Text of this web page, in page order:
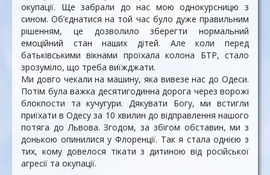
окупації. Ще забрали до нас мою однокурсницю з
сином. Об’єднатися на той час було дуже правильним
рішенням, це дозволило зберегти нормальний
емоційний стан наших дітей. Але коли перед
батьківськими вікнами проїхала колона БТР, стало
зрозуміло, що треба виїжджати.
Ми довго чекали на машину, яка вивезе нас до Одеси.
Потім була важка десятигодинна дорога через ворожі
блокпости та кучугури. Дякувати Богу, ми встигли
приїхати в Одесу за 10 хвилин до відправлення нашого
потяга до Львова. Згодом, за збігом обставин, ми з
донькою опинилися у Флоренції. Так я стала однією з
тих, кому довелося тікати з дитиною від російської
агресії та окупації.